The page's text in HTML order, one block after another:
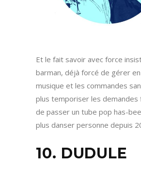
Et le fait savoir avec force
barman, déjà forcé de gérer
musique et les commandes
plus temporiser les demandes
de passer un tube pop has-
plus danser personne depuis
10. DUDULE